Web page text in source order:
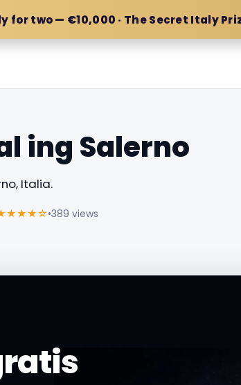
for two — €10,000 · The Secret Italy
ing Salerno
Italia.
•389 views